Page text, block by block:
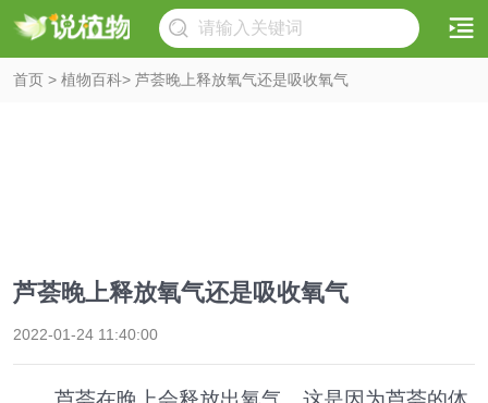
首页 > 植物百科> 芦荟晚上释放氧气还是吸收氧气
芦荟晚上释放氧气还是吸收氧气
2022-01-24 11:40:00